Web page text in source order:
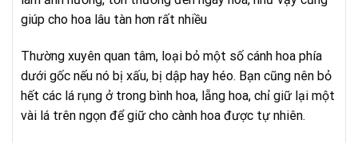
giúp cho hoa lâu tàn hơn rất nhiều
Thường xuyên quan tâm, loại bỏ một số cánh hoa phía
dưới gốc nếu nó bị xấu, bị dập hay héo. Bạn cũng nên bỏ
hết các lá rụng ở trong bình hoa, lẵng hoa, chỉ giữ lại một
vài lá trên ngọn để giữ cho cành hoa được tự nhiên.